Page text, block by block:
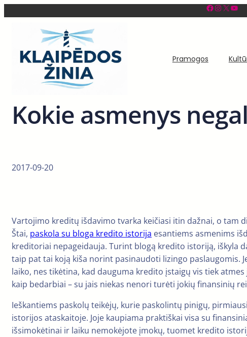
Facebook InstagramX YouTube
Pramogos
Kokie asmenys
2017-09-20
Vartojimo kreditų išdavimo tvarka keičiasi itin dažnai, o tam
Štai, paskola su bloga kredito istorija esantiems asmenims
kreditoriai nepageidauja. Turint blogą kredito istoriją, iškyla
taip pat tai koją kiša norint pasinaudoti lizingo paslaugomis.
laiko, nes tikėtina, kad dauguma kredito įstaigų vis tiek
kaip bedarbiai – su jais niekas nenori turėti jokių finansinių
Ieškantiems paskolų teikėjų, kurie paskolintų pinigų,
istorijos ataskaitoje. Joje kaupiama praktiškai visa su
išsimokėtinai ir laiku nemokėjote įmokų, tuomet kredito